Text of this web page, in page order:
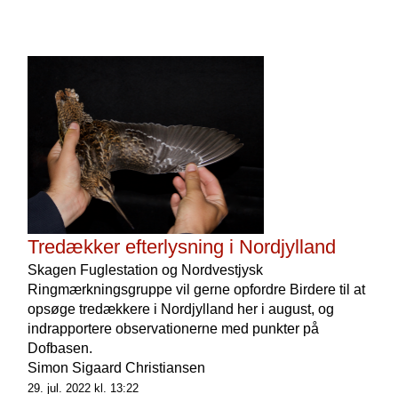
Tredækker efterlysning i Nordjylland
Skagen Fuglestation og Nordvestjysk
Ringmærkningsgruppe vil gerne opfordre Birdere til at
opsøge tredækkere i Nordjylland her i august, og
indrapportere observationerne med punkter på
Dofbasen.
Simon Sigaard Christiansen
29. jul. 2022 kl. 13:22